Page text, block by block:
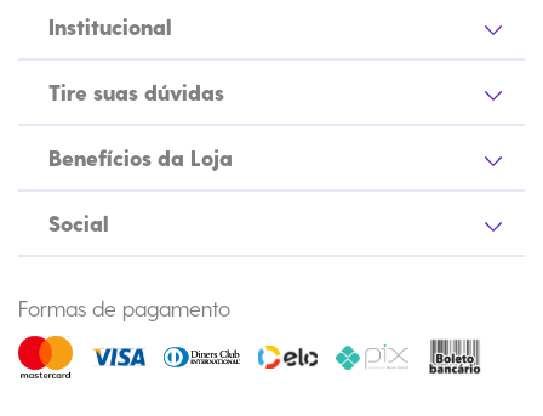
Institucional
Tire suas dúvidas
Benefícios da Loja
Social
Formas de pagamento